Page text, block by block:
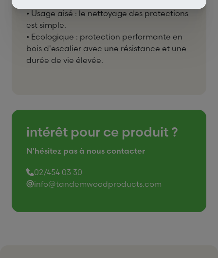
• Usage aisé : le nettoyage des protections
est simple.
• Ecologique : protection performante en
bois d'escalier avec une résistance et une
durée de vie élevée.
intérêt pour ce produit ?
N'hésitez pas à nous contacter
02/454 03 30
info@tandemwoodproducts.com